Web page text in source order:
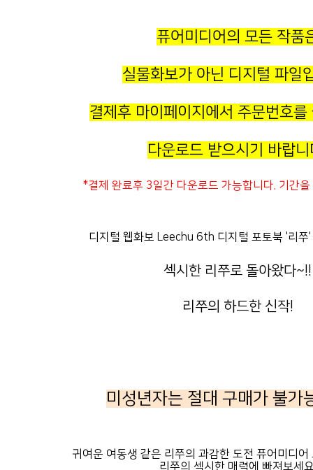
퓨어미디어의 모든 작품
실물화보가 아닌 디지털 파일
결제후 마이페이지에서 주문번호
다운로드 받으시기 바랍
*결제 완료후 3일간 다운로드 가능합니다. 기간
디지털 웹화보 Leechu 6th 디지털 포토북 '리쭈
섹시한 리쭈로 돌아왔다~!!
리쭈의 하드한 신작!
미성년자는 절대 구매가 불가
귀여운 여동생 같은 리쭈의 과감한 도전 퓨어미디
리쭈의 섹시한 매력에 빠져보세